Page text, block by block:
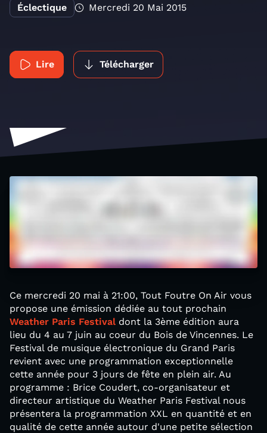
Éclectique
Mercredi 20 Mai 2015
Lire Télécharger
Ce mercredi 20 mai à 21:00, Tout Foutre On Air vous
propose une émission dédiée au tout prochain
Weather Paris Festival dont la 3ème édition aura
lieu du 4 au 7 juin au coeur du Bois de Vincennes. Le
Festival de musique électronique du Grand Paris
revient avec une programmation exceptionnelle
cette année pour 3 jours de fête en plein air. Au
programme : Brice Coudert, co-organisateur et
directeur artistique du Weather Paris Festival nous
présentera la programmation XXL en quantité et en
qualité de cette année autour d'une petite sélection